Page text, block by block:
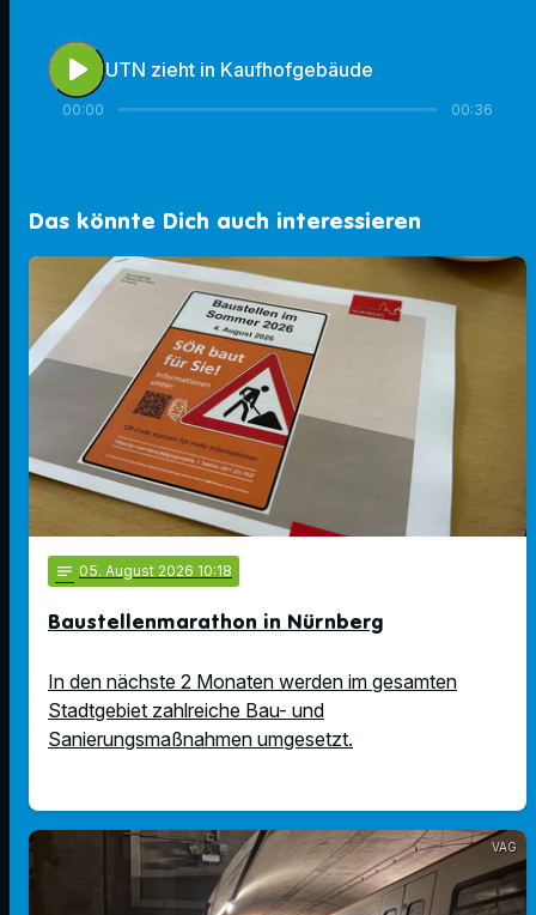
play_arrow UTN zieht in Kaufhofgebäude
00:00 00:36
Das könnte Dich auch interessieren
notes 05. August 2026 10:18
Baustellenmarathon in Nürnberg
In den nächste 2 Monaten werden im gesamten
Stadtgebiet zahlreiche Bau- und
Sanierungsmaßnahmen umgesetzt.
VAG